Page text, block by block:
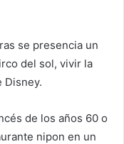
se presencia un
del sol, vivir la
Disney.
de los años 60 o
nipon en un